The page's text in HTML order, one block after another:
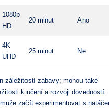
1080p
HD
20 minut Ano
4K
UHD
25 minut Ne
záležitostí zábavy; mohou také
k učení a rozvoji dovedností.
začít experimentovat s